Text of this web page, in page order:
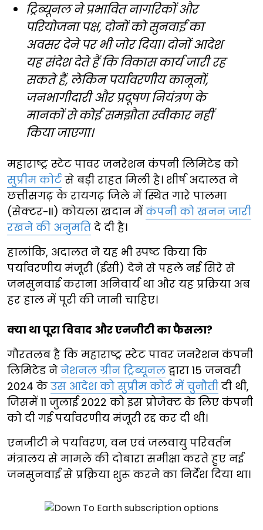
ट्रिब्यूनल ने प्रभावित नागरिकों और
परियोजना पक्ष, दोनों को सुनवाई का
अवसर देने पर भी जोर दिया। दोनों आदेश
यह संदेश देते हैं कि विकास कार्य जारी रह
सकते हैं, लेकिन पर्यावरणीय कानूनों,
जनभागीदारी और प्रदूषण नियंत्रण के
मानकों से कोई समझौता स्वीकार नहीं
किया जाएगा।
महाराष्ट्र स्टेट पावर जनरेशन कंपनी लिमिटेड को
सुप्रीम कोर्ट से बड़ी राहत मिली है। शीर्ष अदालत ने
छत्तीसगढ़ के रायगढ़ जिले में स्थित गारे पालमा
(सेक्टर-II) कोयला खदान में कंपनी को खनन जारी
रखने की अनुमति दे दी है।
हालांकि, अदालत ने यह भी स्पष्ट किया कि
पर्यावरणीय मंजूरी (ईसी) देने से पहले नई सिरे से
जनसुनवाई कराना अनिवार्य था और यह प्रक्रिया अब
हर हाल में पूरी की जानी चाहिए।
क्या था पूरा विवाद और एनजीटी का फैसला?
गौरतलब है कि महाराष्ट्र स्टेट पावर जनरेशन कंपनी
लिमिटेड ने नेशनल ग्रीन ट्रिब्यूनल द्वारा 15 जनवरी
2024 के उस आदेश को सुप्रीम कोर्ट में चुनौती दी थी,
जिसमें 11 जुलाई 2022 को इस प्रोजेक्ट के लिए कंपनी
को दी गई पर्यावरणीय मंजूरी रद्द कर दी थी।
एनजीटी ने पर्यावरण, वन एवं जलवायु परिवर्तन
मंत्रालय से मामले की दोबारा समीक्षा करते हुए नई
जनसुनवाई से प्रक्रिया शुरू करने का निर्देश दिया था।